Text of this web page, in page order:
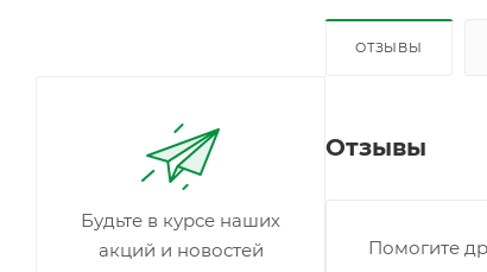
ОТЗЫВЫ
Отзывы
Помогите
Будьте в курсе наших
акций и новостей